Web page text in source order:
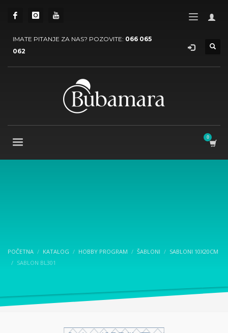
IMATE PITANJE ZA NAS? POZOVITE: 066 065
062
POČETNA KATALOG HOBBY PROGRAM ŠABLONI
SABLONI 10X20CM
SABLON BL301